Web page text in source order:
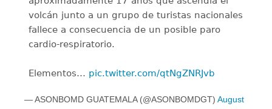
volcán junto a un grupo de turistas nacionales
fallece a consecuencia de un posible paro
cardio-respiratorio.
Elementos… pic.twitter.com/qtNgZNRJvb
— ASONBOMD GUATEMALA (@ASONBOMDGT) August